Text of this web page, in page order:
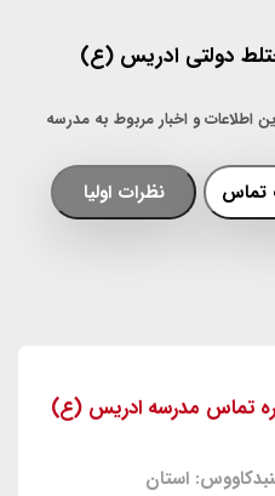
دولتی ادریس (ع)
و اخبار مربوط به مدرسه
تماس نظرات اولیا
تماس مدرسه ادریس (ع)
استان